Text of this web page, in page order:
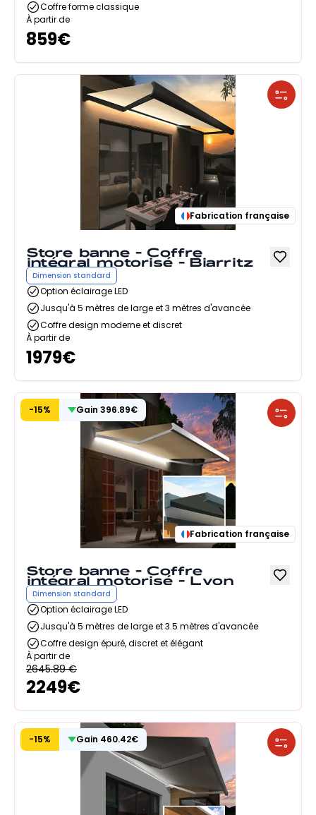
Coffre forme classique
À partir de
859€
Fabrication française
Store banne - Coffre
intégral motorisé - Biarritz
Dimension standard
Option éclairage LED
Jusqu'à 5 mètres de large et 3 mètres d'avancée
Coffre design moderne et discret
À partir de
1979€
-15% Gain 396.89€
Fabrication française
Store banne - Coffre
intégral motorisé - Lyon
Dimension standard
Option éclairage LED
Jusqu'à 5 mètres de large et 3.5 mètres d'avancée
Coffre design épuré, discret et élégant
À partir de
2645.89€
2249€
-15% Gain 460.42€